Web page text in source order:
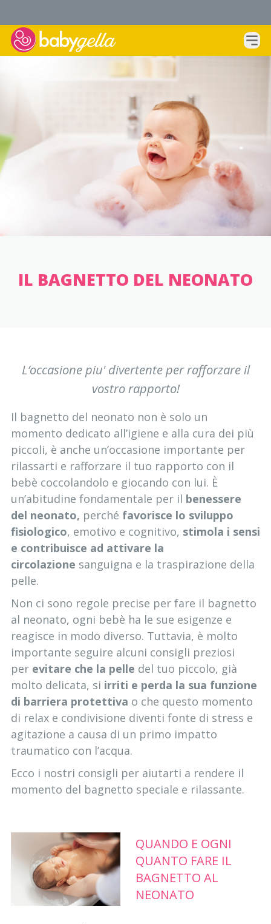
IL BAGNETTO DEL NEONATO
L’occasione piu' divertente per rafforzare il
vostro rapporto!
Il bagnetto del neonato non è solo un
momento dedicato all’igiene e alla cura dei più
piccoli, è anche un’occasione importante per
rilassarti e rafforzare il tuo rapporto con il
bebè coccolandolo e giocando con lui. È
un’abitudine fondamentale per il benessere
del neonato, perché favorisce lo sviluppo
fisiologico, emotivo e cognitivo, stimola i sensi
e contribuisce ad attivare la
circolazione sanguigna e la traspirazione della
pelle.
Non ci sono regole precise per fare il bagnetto
al neonato, ogni bebè ha le sue esigenze e
reagisce in modo diverso. Tuttavia, è molto
importante seguire alcuni consigli preziosi
per evitare che la pelle del tuo piccolo, già
molto delicata, si irriti e perda la sua funzione
di barriera protettiva o che questo momento
di relax e condivisione diventi fonte di stress e
agitazione a causa di un primo impatto
traumatico con l’acqua.
Ecco i nostri consigli per aiutarti a rendere il
momento del bagnetto speciale e rilassante.
QUANDO E OGNI
QUANTO FARE IL
BAGNETTO AL
NEONATO